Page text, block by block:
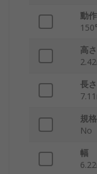
動
高さ
長さ
規
No
幅